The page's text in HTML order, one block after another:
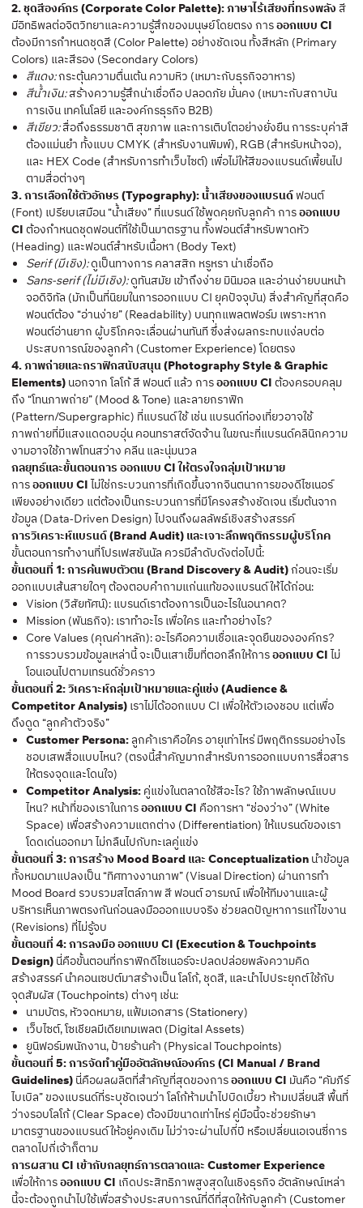
2. ชุดสีองค์กร (Corporate Color Palette): ภาษาไร้เสียงที่ทรงพลัง สี
มีอิทธิพลต่อจิตวิทยาและความรู้สึกของมนุษย์โดยตรง การออกแบบ CI
ต้องมีการกำหนดชุดสี (Color Palette) อย่างชัดเจน ทั้งสีหลัก (Primary
Colors) และสีรอง (Secondary Colors)
สีแดง:กระตุ้นความตื่นเต้น ความหิว (เหมาะกับธุรกิจอาหาร)
สีน้ำเงิน:สร้างความรู้สึกน่าเชื่อถือ ปลอดภัย มั่นคง (เหมาะกับสถาบัน
การเงิน เทคโนโลยี และองค์กรธุรกิจ B2B)
สีเขียว:สื่อถึงธรรมชาติ สุขภาพ และการเติบโตอย่างยั่งยืน การระบุค่าสี
ต้องแม่นยำ ทั้งแบบ CMYK (สำหรับงานพิมพ์), RGB (สำหรับหน้าจอ),
และ HEX Code (สำหรับการทำเว็บไซต์) เพื่อไม่ให้สีของแบรนด์เพี้ยนไป
ตามสื่อต่างๆ
3. การเลือกใช้ตัวอักษร (Typography): น้ำเสียงของแบรนด์ ฟอนต์
(Font) เปรียบเสมือน “น้ำเสียง” ที่แบรนด์ใช้พูดคุยกับลูกค้า การออกแบบ
CI ต้องกำหนดชุดฟอนต์ที่ใช้เป็นมาตรฐาน ทั้งฟอนต์สำหรับพาดหัว
(Heading) และฟอนต์สำหรับเนื้อหา (Body Text)
Serif (มีเชิง):ดูเป็นทางการ คลาสสิก หรูหรา น่าเชื่อถือ
Sans-serif (ไม่มีเชิง):ดูทันสมัย เข้าถึงง่าย มินิมอล และอ่านง่ายบนหน้า
จอดิจิทัล (มักเป็นที่นิยมในการออกแบบ CI ยุคปัจจุบัน) สิ่งสำคัญที่สุดคือ
ฟอนต์ต้อง “อ่านง่าย” (Readability) บนทุกแพลตฟอร์ม เพราะหาก
ฟอนต์อ่านยาก ผู้บริโภคจะเลื่อนผ่านทันที ซึ่งส่งผลกระทบแง่ลบต่อ
ประสบการณ์ของลูกค้า (Customer Experience) โดยตรง
4. ภาพถ่ายและกราฟิกสนับสนุน (Photography Style & Graphic
Elements) นอกจาก โลโก้ สี ฟอนต์ แล้ว การออกแบบ CI ต้องครอบคลุม
ถึง “โทนภาพถ่าย” (Mood & Tone) และลายกราฟิก
(Pattern/Supergraphic) ที่แบรนด์ใช้ เช่น แบรนด์ท่องเที่ยวอาจใช้
ภาพถ่ายที่มีแสงแดดอบอุ่น คอนทราสต์จัดจ้าน ในขณะที่แบรนด์คลินิกความ
งามอาจใช้ภาพโทนสว่าง คลีน และนุ่มนวล
กลยุทธ์และขั้นตอนการ ออกแบบ CI ให้ตรงใจกลุ่มเป้าหมาย
การออกแบบ CI ไม่ใช่กระบวนการที่เกิดขึ้นจากจินตนาการของดีไซเนอร์
เพียงอย่างเดียว แต่ต้องเป็นกระบวนการที่มีโครงสร้างชัดเจน เริ่มต้นจาก
ข้อมูล (Data-Driven Design) ไปจนถึงผลลัพธ์เชิงสร้างสรรค์
การวิเคราะห์แบรนด์ (Brand Audit) และเจาะลึกพฤติกรรมผู้บริโภค
ขั้นตอนการทำงานที่โปรเฟสชันนัล ควรมีลำดับดังต่อไปนี้:
ขั้นตอนที่ 1: การค้นพบตัวตน (Brand Discovery & Audit)ก่อนจะเริ่ม
ออกแบบเส้นสายใดๆ ต้องตอบคำถามแก่นแท้ของแบรนด์ให้ได้ก่อน:
Vision (วิสัยทัศน์): แบรนด์เราต้องการเป็นอะไรในอนาคต?
Mission (พันธกิจ): เราทำอะไร เพื่อใคร และทำอย่างไร?
Core Values (คุณค่าหลัก): อะไรคือความเชื่อและจุดยืนขององค์กร?
การรวบรวมข้อมูลเหล่านี้ จะเป็นเสาเข็มที่ตอกลึกให้การออกแบบ CI ไม่
โอนเอนไปตามเทรนด์ชั่วคราว
ขั้นตอนที่ 2: วิเคราะห์กลุ่มเป้าหมายและคู่แข่ง (Audience &
Competitor Analysis) เราไม่ได้ออกแบบ CI เพื่อให้ตัวเองชอบ แต่เพื่อ
ดึงดูด “ลูกค้าตัวจริง”
Customer Persona:ลูกค้าเราคือใคร อายุเท่าไหร่ มีพฤติกรรมอย่างไร
ชอบเสพสื่อแบบไหน? (ตรงนี้สำคัญมากสำหรับการออกแบบการสื่อสาร
ให้ตรงจุดและโดนใจ)
Competitor Analysis:คู่แข่งในตลาดใช้สีอะไร? ใช้ภาพลักษณ์แบบ
ไหน? หน้าที่ของเราในการออกแบบ CI คือการหา “ช่องว่าง” (White
Space) เพื่อสร้างความแตกต่าง (Differentiation) ให้แบรนด์ของเรา
โดดเด่นออกมา ไม่กลืนไปกับทะเลคู่แข่ง
ขั้นตอนที่ 3: การสร้าง Mood Board และ Conceptualization นำข้อมูล
ทั้งหมดมาแปลงเป็น “ทิศทางงานภาพ” (Visual Direction) ผ่านการทำ
Mood Board รวบรวมสไตล์ภาพ สี ฟอนต์ อารมณ์ เพื่อให้ทีมงานและผู้
บริหารเห็นภาพตรงกันก่อนลงมือออกแบบจริง ช่วยลดปัญหาการแก้ไขงาน
(Revisions) ที่ไม่รู้จบ
ขั้นตอนที่ 4: การลงมือ ออกแบบ CI (Execution & Touchpoints
Design) นี่คือขั้นตอนที่กราฟิกดีไซเนอร์จะปลดปล่อยพลังความคิด
สร้างสรรค์ นำคอนเซปต์มาสร้างเป็น โลโก้, ชุดสี, และนำไปประยุกต์ใช้กับ
จุดสัมผัส (Touchpoints) ต่างๆ เช่น:
นามบัตร, หัวจดหมาย, แฟ้มเอกสาร (Stationery)
เว็บไซต์, โซเชียลมีเดียเทมเพลต (Digital Assets)
ยูนิฟอร์มพนักงาน, ป้ายร้านค้า (Physical Touchpoints)
ขั้นตอนที่ 5: การจัดทำคู่มืออัตลักษณ์องค์กร (CI Manual / Brand
Guidelines) นี่คือผลผลิตที่สำคัญที่สุดของการออกแบบ CI มันคือ “คัมภีร์
ไบเบิล” ของแบรนด์ที่ระบุชัดเจนว่า โลโก้ห้ามนำไปบิดเบี้ยว ห้ามเปลี่ยนสี พื้นที่
ว่างรอบโลโก้ (Clear Space) ต้องมีขนาดเท่าไหร่ คู่มือนี้จะช่วยรักษา
มาตรฐานของแบรนด์ให้อยู่คงเดิม ไม่ว่าจะผ่านไปกี่ปี หรือเปลี่ยนเอเจนซี่การ
ตลาดไปกี่เจ้าก็ตาม
การผสาน CI เข้ากับกลยุทธ์การตลาดและ Customer Experience
เพื่อให้การออกแบบ CI เกิดประสิทธิภาพสูงสุดในเชิงธุรกิจ อัตลักษณ์เหล่า
นี้จะต้องถูกนำไปใช้เพื่อสร้างประสบการณ์ที่ดีที่สุดให้กับลูกค้า (Customer